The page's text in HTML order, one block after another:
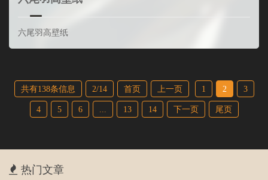
六尾羽高壁纸
共有138条信息 2/14 首页 上一页 1 2 3
4 5 6 ... 13 14 下一页 尾页
热门文章